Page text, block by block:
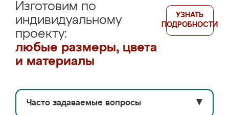
Изготовим по
индивидуальному
проекту:
любые размеры, цвета
и материалы
УЗНАТЬ
ПОДРОБНОСТИ
Часто задаваемые вопросы ▼